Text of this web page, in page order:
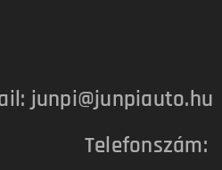
junpi@junpiauto.hu
Telefonszám: